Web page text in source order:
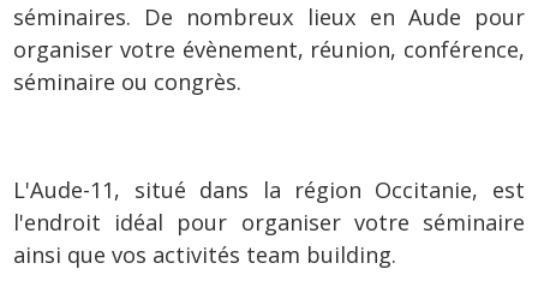
séminaires. De nombreux lieux en Aude pour
organiser votre évènement, réunion, conférence,
séminaire ou congrès.
L'Aude-11, situé dans la région Occitanie, est
l'endroit idéal pour organiser votre séminaire
ainsi que vos activités team building.